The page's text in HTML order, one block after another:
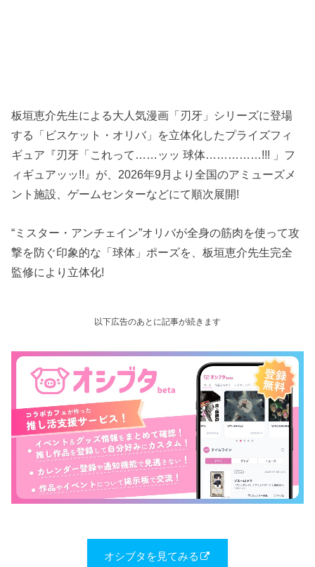
板垣恵介先生による大人気漫画「刃牙」シリーズに登場
する「ビスケット・オリバ」を立体化したプライズフィ
ギュア『刃牙「これって……ッッ 球体……………!!! 」フ
ィギュアッッ!!』が、2026年9月より全国のアミューズメ
ント施設、ゲームセンターなどにて順次展開!
“ミスター・アンチェイン”オリバが全身の筋肉を使って攻
撃を防ぐ印象的な「球体」ポーズを、板垣恵介先生完全
監修により立体化!
以下広告のあとに記事が続きます
オシブタを見てみる